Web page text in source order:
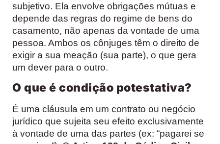
subjetivo. Ela envolve obrigações mútuas e
depende das regras do regime de bens do
casamento, não apenas da vontade de uma
pessoa. Ambos os cônjuges têm o direito de
exigir a sua meação (sua parte), o que gera
um dever para o outro.
O que é condição potestativa?
É uma cláusula em um contrato ou negócio
jurídico que sujeita seu efeito exclusivamente
à vontade de uma das partes (ex: “pagarei se